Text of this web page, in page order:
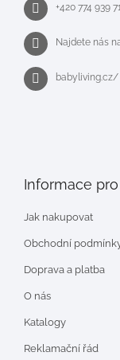
+420 774 939
Najdete nás
babyliving.cz/
Informace
Jak nakupovat
Obchodní
Doprava a platba
O nás
Katalogy
Reklamační řád